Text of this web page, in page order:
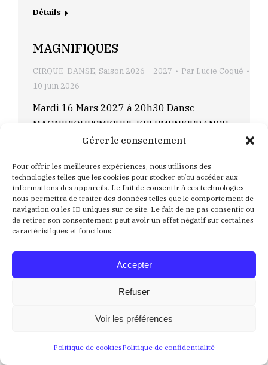
Gérer le consentement
Pour offrir les meilleures expériences, nous utilisons des
technologies telles que les cookies pour stocker et/ou accéder aux
informations des appareils. Le fait de consentir à ces technologies
nous permettra de traiter des données telles que le comportement de
navigation ou les ID uniques sur ce site. Le fait de ne pas consentir ou
de retirer son consentement peut avoir un effet négatif sur certaines
caractéristiques et fonctions.
Accepter
Refuser
Voir les préférences
Politique de cookiesPolitique de confidentialité
Détails
MAGNIFIQUES
CIRQUE-DANSE, Saison 2026 – 2027 Par Lucie Coqué
10 juin 2026
Mardi 16 Mars 2027 à 20h30 Danse
MAGNIFIQUESMICHEL KELEMENISFRANCE
RÉSERVER Avec Magnifiques, le chorégraphe
de fête, un hymne vibrant à la vie et à la danse.
D’une grande élégance, les neuf interprètes se
déploient d’abord dans la grâce des mouvements
classiques, au son du Magnificat de Jean-
PAUL DE SAINT SERNIN
COULEUR ROSE - THEATRE,HUMOUR
Lucie Coqué 10 juin 2026